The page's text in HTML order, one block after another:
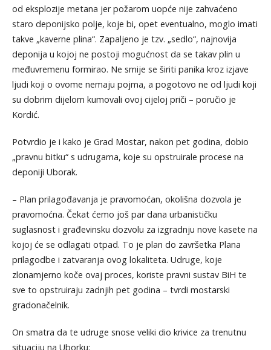
od eksplozije metana jer požarom uopće nije zahvaćeno
staro deponijsko polje, koje bi, opet eventualno, moglo imati
takve „kaverne plina“. Zapaljeno je tzv. „sedlo“, najnovija
deponija u kojoj ne postoji mogućnost da se takav plin u
međuvremenu formirao. Ne smije se širiti panika kroz izjave
ljudi koji o ovome nemaju pojma, a pogotovo ne od ljudi koji
su dobrim dijelom kumovali ovoj cijeloj priči – poručio je
Kordić.
Potvrdio je i kako je Grad Mostar, nakon pet godina, dobio
„pravnu bitku“ s udrugama, koje su opstruirale procese na
deponiji Uborak.
– Plan prilagođavanja je pravomoćan, okolišna dozvola je
pravomoćna. Čekat ćemo još par dana urbanističku
suglasnost i građevinsku dozvolu za izgradnju nove kasete na
kojoj će se odlagati otpad. To je plan do završetka Plana
prilagodbe i zatvaranja ovog lokaliteta. Udruge, koje
zlonamjerno koče ovaj proces, koriste pravni sustav BiH te
sve to opstruiraju zadnjih pet godina – tvrdi mostarski
gradonačelnik.
On smatra da te udruge snose veliki dio krivice za trenutnu
situaciju na Uborku: